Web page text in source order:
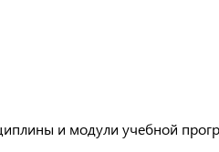
и модули учебной